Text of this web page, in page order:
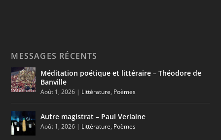
MESSAGES RÉCENTS
Méditation poétique et littéraire – Théodore de
Banville
Août 1, 2026 | Littérature, Poèmes
Autre magistrat – Paul Verlaine
Août 1, 2026 | Littérature, Poèmes